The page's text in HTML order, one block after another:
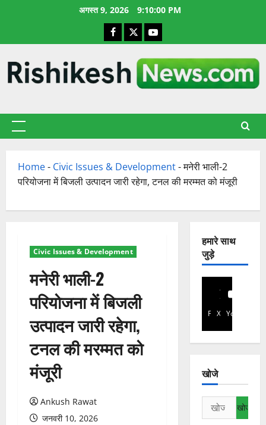
अगस्त 9, 2026 9:10:00 PM
Facebook
X YouTube
प्राथमिक
Home- Civic Issues & Development-मनेरी भाली-2
परियोजना में बिजली उत्पादन जारी रहेगा, टनल की मरम्मत को मंजूरी
Civic Issues & Development
मनेरी भाली-2
परियोजना में बिजली
उत्पादन जारी रहेगा,
टनल की मरम्मत को
मंजूरी
Ankush Rawat
जनवरी 10, 2026
हमारे साथ
जुड़े
Facebook
X YouTube
खोजे
निम्न
को